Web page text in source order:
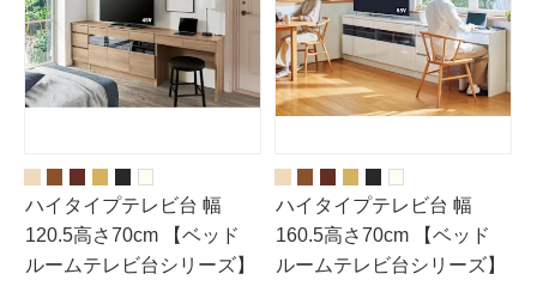
ハイタイプテレビ台 幅
120.5高さ70cm 【ベッド
ルームテレビ台シリーズ】
ハイタイプテレビ台 幅
160.5高さ70cm 【ベッド
ルームテレビ台シリーズ】